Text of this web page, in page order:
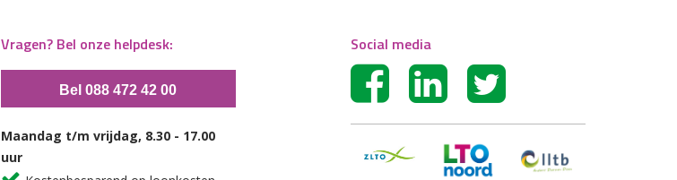
Vragen? Bel onze helpdesk:
Bel 088 472 42 00
Maandag t/m vrijdag, 8.30 - 17.00
uur
Social media